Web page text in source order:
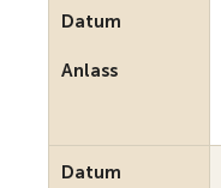
Datum
Anlass
Datum